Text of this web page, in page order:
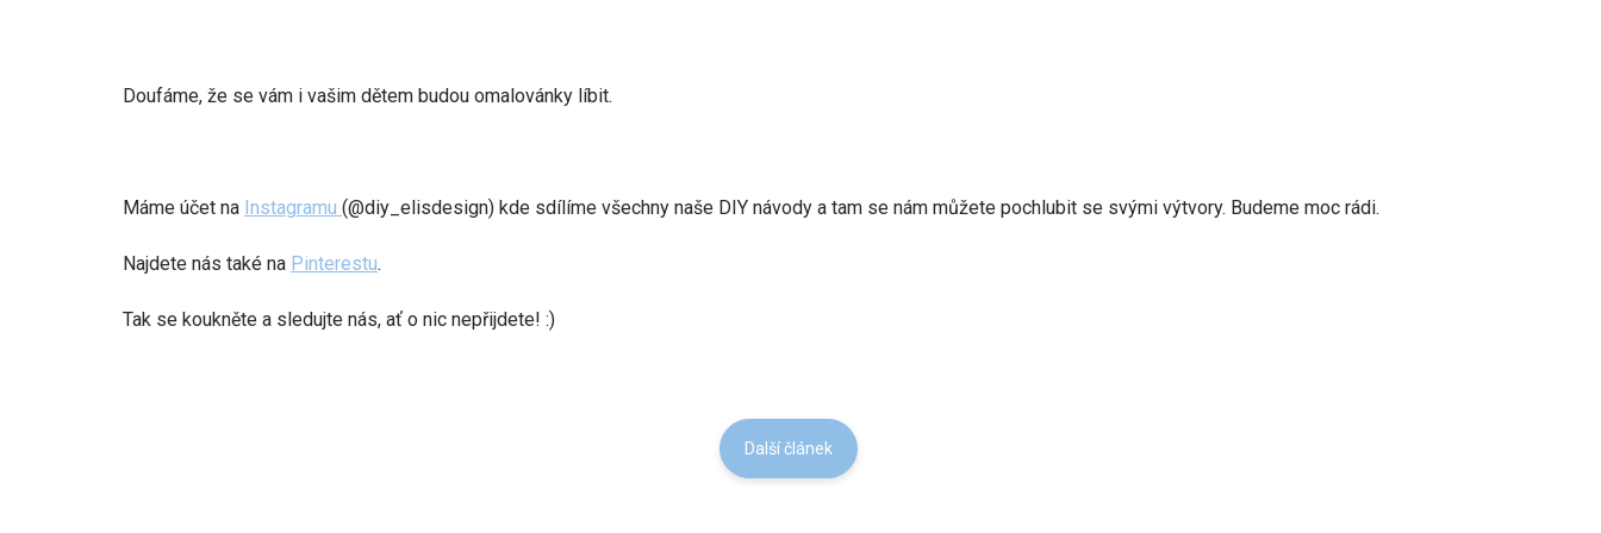
Doufáme, že se vám i vašim dětem budou omalovánky líbit.
Máme účet na Instagramu (@diy_elisdesign) kde sdílíme všechny naše DIY návody a tam se nám můžete pochlubit se svými výtvory. Budeme moc rádi.
Najdete nás také na Pinterestu.
Tak se koukněte a sledujte nás, ať o nic nepřijdete! :)
Další článek